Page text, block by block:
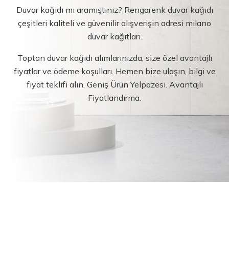
Duvar kağıdı mı aramıştınız? Rengarenk duvar kağıdı
çeşitleri kaliteli ve güvenilir alışverişin adresi milano
duvar kağıtları.
Toptan duvar kağıdı alımlarınızda, size özel avantajlı
fiyatlar ve ödeme koşulları. Hemen bize ulaşın, bilgi ve
fiyat teklifi alın. Geniş Ürün Yelpazesi. Avantajlı
Fiyatlandırma.